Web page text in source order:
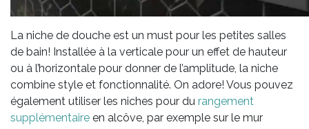
La niche de douche est un must pour les petites salles
de bain! Installée à la verticale pour un effet de hauteur
ou à l’horizontale pour donner de l’amplitude, la niche
combine style et fonctionnalité. On adore! Vous pouvez
également utiliser les niches pour du rangement
supplémentaire en alcôve, par exemple sur le mur